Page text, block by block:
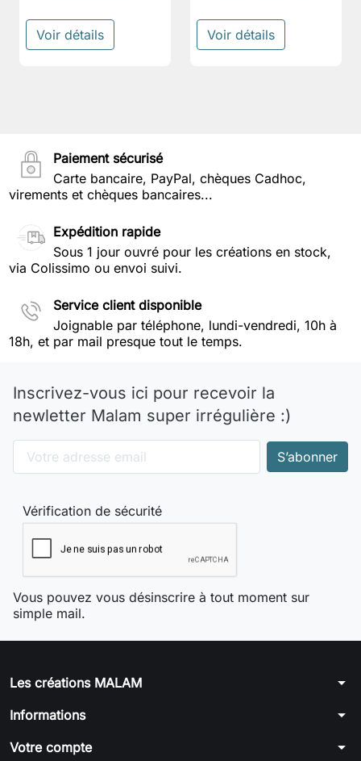
Voir détails Voir détails
Paiement sécurisé
Carte bancaire, PayPal, chèques Cadhoc,
virements et chèques bancaires...
Expédition rapide
Sous 1 jour ouvré pour les créations en stock,
via Colissimo ou envoi suivi.
Service client disponible
Joignable par téléphone, lundi-vendredi, 10h à
18h, et par mail presque tout le temps.
Inscrivez-vous ici pour recevoir la
newletter Malam super irrégulière :)
Vérification de sécurité
Vous pouvez vous désinscrire à tout moment sur
simple mail.
Les créations MALAM arrow_drop_down
Informations arrow_drop_down
Votre compte arrow_drop_down